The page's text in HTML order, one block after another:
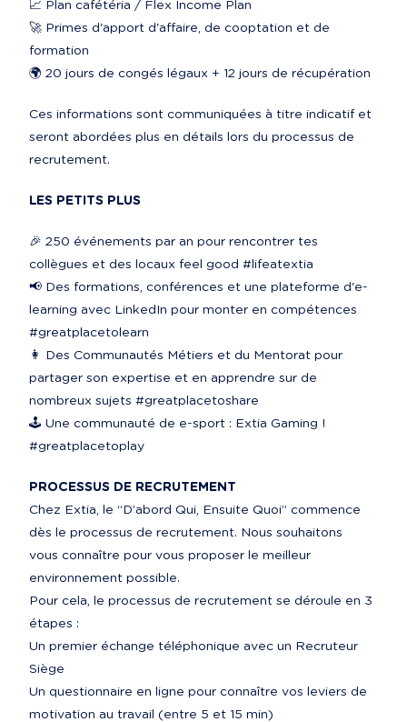
📈 Plan cafétéria / Flex Income Plan
🚀 Primes d'apport d'affaire, de cooptation et de
formation
🌍 20 jours de congés légaux + 12 jours de récupération
Ces informations sont communiquées à titre indicatif et
seront abordées plus en détails lors du processus de
recrutement.
LES PETITS PLUS
🎉 250 événements par an pour rencontrer tes
collègues et des locaux feel good #lifeatextia
📢 Des formations, conférences et une plateforme d'e-
learning avec LinkedIn pour monter en compétences
#greatplacetolearn
👩‍ Des Communautés Métiers et du Mentorat pour
partager son expertise et en apprendre sur de
nombreux sujets #greatplacetoshare
🕹️ Une communauté de e-sport : Extia Gaming !
#greatplacetoplay
PROCESSUS DE RECRUTEMENT
Chez Extia, le “D’abord Qui, Ensuite Quoi” commence
dès le processus de recrutement. Nous souhaitons
vous connaître pour vous proposer le meilleur
environnement possible.
Pour cela, le processus de recrutement se déroule en 3
étapes :
Un premier échange téléphonique avec un Recruteur
Siège
Un questionnaire en ligne pour connaître vos leviers de
motivation au travail (entre 5 et 15 min)